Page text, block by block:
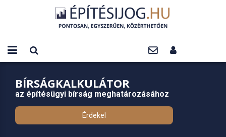
BÍRSÁGKALKULÁTOR
az építésügyi bírság meghatározásához
Érdekel